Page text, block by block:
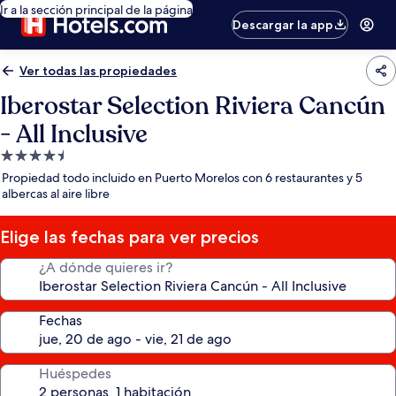
Ir a la sección principal de la página
Descargar la app
Ver todas las propiedades
Iberostar Selection Riviera Cancún
- All Inclusive
Propiedad
de
4.5
estrellas
Propiedad todo incluido en Puerto Morelos con 6 restaurantes y 5
albercas al aire libre
Elige las fechas para ver precios
¿A dónde quieres ir?
Fechas
Huéspedes